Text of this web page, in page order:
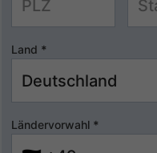
Land *
Ländervorwahl *